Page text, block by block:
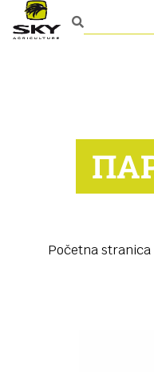
Početna stranica